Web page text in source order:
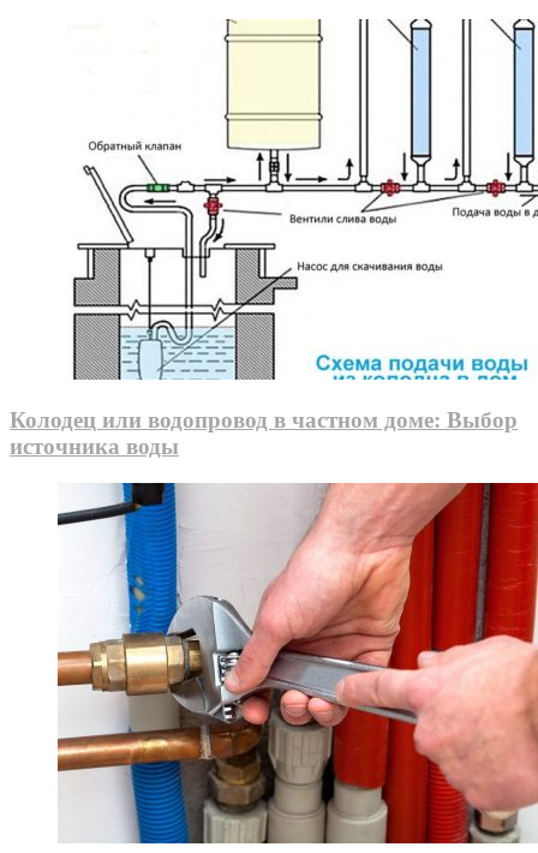
Колодец или водопровод в частном доме: Выбор
источника воды